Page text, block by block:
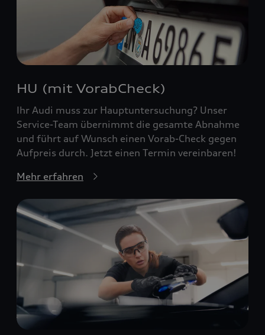
HU (mit VorabCheck)
Ihr Audi muss zur Hauptuntersuchung? Unser
Service-Team übernimmt die gesamte Abnahme
und führt auf Wunsch einen Vorab-Check gegen
Aufpreis durch. Jetzt einen Termin vereinbaren!
Mehr erfahren